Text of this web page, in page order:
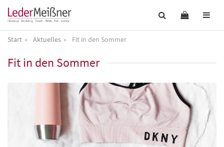
Start Aktuelles Fit in den Sommer
Fit in den Sommer